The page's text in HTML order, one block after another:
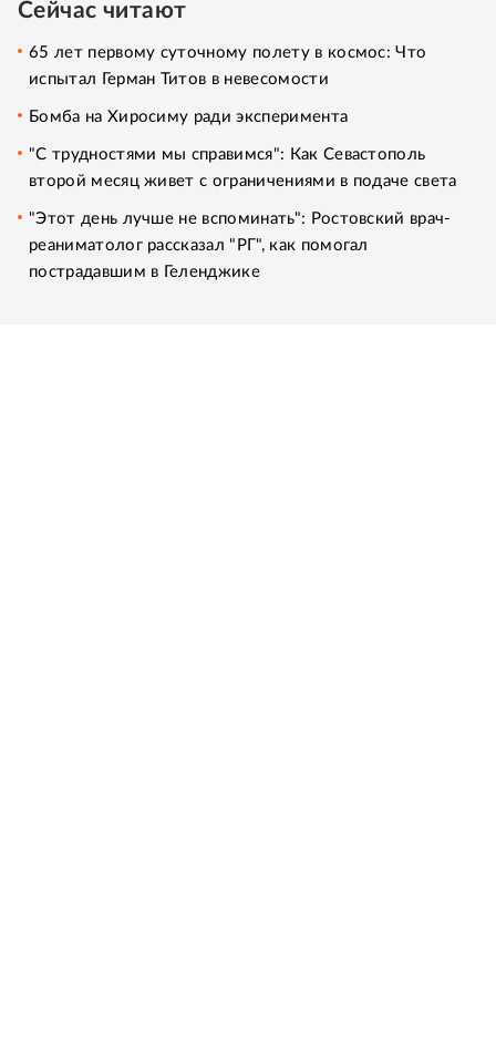
Сейчас читают
65 лет первому суточному полету в космос: Что
испытал Герман Титов в невесомости
Бомба на Хиросиму ради эксперимента
"С трудностями мы справимся": Как Севастополь
второй месяц живет с ограничениями в подаче света
"Этот день лучше не вспоминать": Ростовский врач-
реаниматолог рассказал "РГ", как помогал
пострадавшим в Геленджике